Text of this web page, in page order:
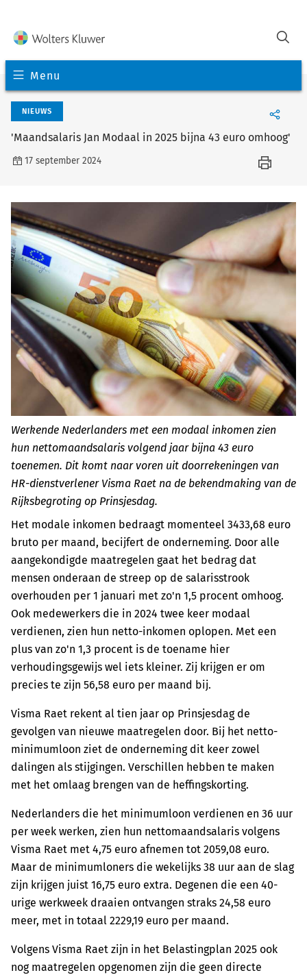
Menu
NIEUWS
'Maandsalaris Jan Modaal in 2025 bijna 43 euro omhoog'
17 september 2024
Werkende Nederlanders met een modaal inkomen zien
hun nettomaandsalaris volgend jaar bijna 43 euro
toenemen. Dit komt naar voren uit doorrekeningen van
HR-dienstverlener Visma Raet na de bekendmaking van de
Rijksbegroting op Prinsjesdag.
Het modale inkomen bedraagt momenteel 3433,68 euro
bruto per maand, becijfert de onderneming. Door alle
aangekondigde maatregelen gaat het bedrag dat
mensen onderaan de streep op de salarisstrook
overhouden per 1 januari met zo'n 1,5 procent omhoog.
Ook medewerkers die in 2024 twee keer modaal
verdienen, zien hun netto-inkomen oplopen. Met een
plus van zo'n 1,3 procent is de toename hier
verhoudingsgewijs wel iets kleiner. Zij krijgen er om
precies te zijn 56,58 euro per maand bij.
Visma Raet rekent al tien jaar op Prinsjesdag de
gevolgen van nieuwe maatregelen door. Bij het netto-
minimumloon ziet de onderneming dit keer zowel
dalingen als stijgingen. Verschillen hebben te maken
met het omlaag brengen van de heffingskorting.
Nederlanders die het minimumloon verdienen en 36 uur
per week werken, zien hun nettomaandsalaris volgens
Visma Raet met 4,75 euro afnemen tot 2059,08 euro.
Maar de minimumloners die wekelijks 38 uur aan de slag
zijn krijgen juist 16,75 euro extra. Degenen die een 40-
urige werkweek draaien ontvangen straks 24,58 euro
meer, met in totaal 2229,19 euro per maand.
Volgens Visma Raet zijn in het Belastingplan 2025 ook
nog maatregelen opgenomen zijn die geen directe